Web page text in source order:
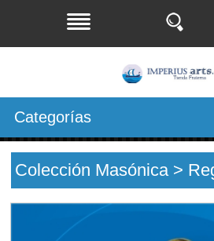
Categorías
Colección Masónica >